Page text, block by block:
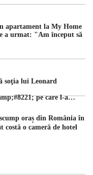
apartament la My Home
a urmat: "Am început să
soţia lui Leonard
pe care l-a
oraș din România în
costă o cameră de hotel